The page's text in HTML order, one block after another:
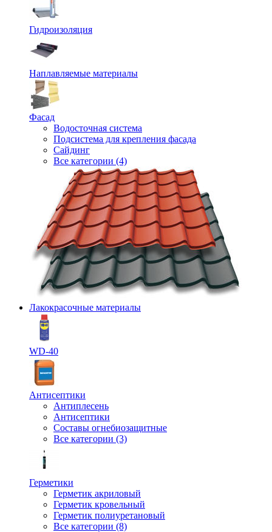
Гидроизоляция
Наплавляемые материалы
Фасад
Водосточная система
Подсистема для крепления фасада
Сайдинг
Все категории (4)
Лакокрасочные материалы
WD-40
Антисептики
Антиплесень
Антисептики
Составы огнебиозащитные
Все категории (3)
Герметики
Герметик акриловый
Герметик кровельный
Герметик полиуретановый
Все категории (8)